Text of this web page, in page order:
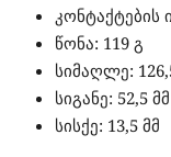
კონტაქტების
წონა: 119 გ
სიმაღლე:
სიგანე: 52,5 მმ
სისქე: 13,5 მმ